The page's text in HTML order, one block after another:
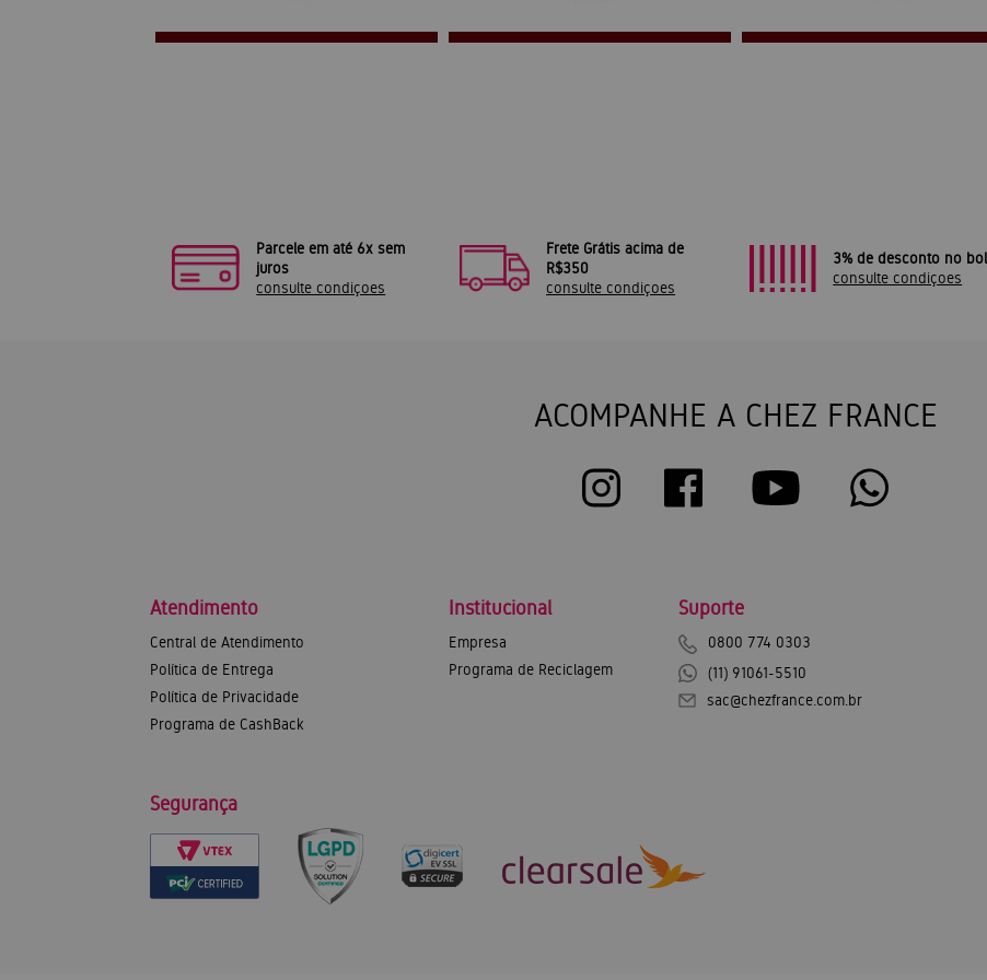
Parcele em até 6x sem
juros
consulte condiçoes
Frete Grátis acima de
R$350
consulte condiçoes
3% de desconto no
consulte condiçoes
ACOMPANHE A CHEZ FRANCE
Atendimento
Central de Atendimento
Política de Entrega
Política de Privacidade
Programa de CashBack
Institucional
Empresa
Programa de Reciclagem
Suporte
0800 774 0303
(11) 91061-5510
sac@chezfrance.com.br
Segurança